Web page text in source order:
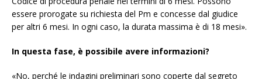
essere prorogate su richiesta del Pm e concesse dal giudice
per altri 6 mesi. In ogni caso, la durata massima è di 18 mesi».
In questa fase, è possibile avere informazioni?
«No, perché le indagini preliminari sono coperte dal segreto